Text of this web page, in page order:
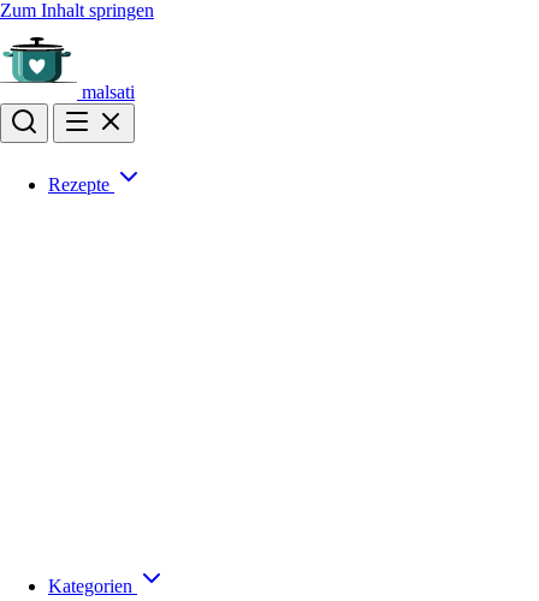
Zum Inhalt springen
malsati
Rezepte
Kategorien